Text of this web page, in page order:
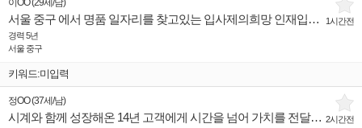
1시간전
이OO(29세 /남)
서울 중구 에서 명품 일자리를 찾고있는 입사제의희망 인재입니다.
경력 5년
서울 중구
키워드:미입력
2시간전
정OO(37세 /남)
시계와 함께 성장해온 14년 고객에게 시간을 넘어 가치를 전달하는 사람이 되겠습니다.